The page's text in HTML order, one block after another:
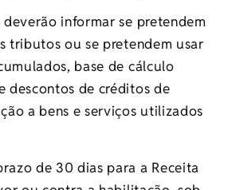
informar se pretendem
tributos ou se pretendem usar
base de cálculo
descontos de créditos de
a bens e serviços utilizados
de 30 dias para a Receita